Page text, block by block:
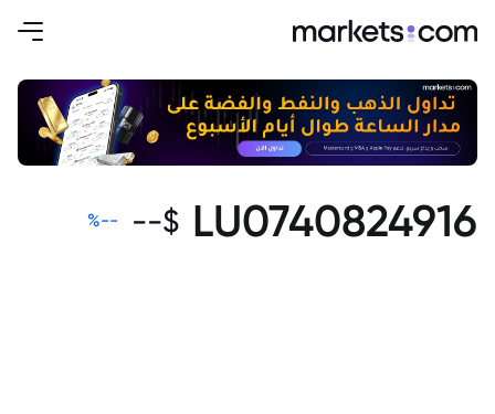
LU0740824916
$
--
--
%